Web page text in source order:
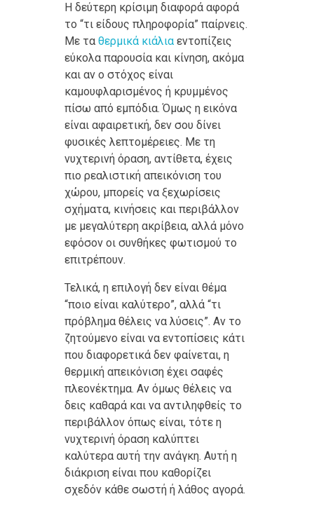
Η δεύτερη κρίσιμη διαφορά αφορά
το “τι είδους πληροφορία” παίρνεις.
Με τα θερμικά κιάλιαεντοπίζεις
εύκολα παρουσία και κίνηση, ακόμα
και αν ο στόχος είναι
καμουφλαρισμένος ή κρυμμένος
πίσω από εμπόδια. Όμως η εικόνα
είναι αφαιρετική, δεν σου δίνει
φυσικές λεπτομέρειες. Με τη
νυχτερινή όραση, αντίθετα, έχεις
πιο ρεαλιστική απεικόνιση του
χώρου, μπορείς να ξεχωρίσεις
σχήματα, κινήσεις και περιβάλλον
με μεγαλύτερη ακρίβεια, αλλά μόνο
εφόσον οι συνθήκες φωτισμού το
επιτρέπουν.
Τελικά, η επιλογή δεν είναι θέμα
“ποιο είναι καλύτερο”, αλλά “τι
πρόβλημα θέλεις να λύσεις”. Αν το
ζητούμενο είναι να εντοπίσεις κάτι
που διαφορετικά δεν φαίνεται, η
θερμική απεικόνιση έχει σαφές
πλεονέκτημα. Αν όμως θέλεις να
δεις καθαρά και να αντιληφθείς το
περιβάλλον όπως είναι, τότε η
νυχτερινή όραση καλύπτει
καλύτερα αυτή την ανάγκη. Αυτή η
διάκριση είναι που καθορίζει
σχεδόν κάθε σωστή ή λάθος αγορά.